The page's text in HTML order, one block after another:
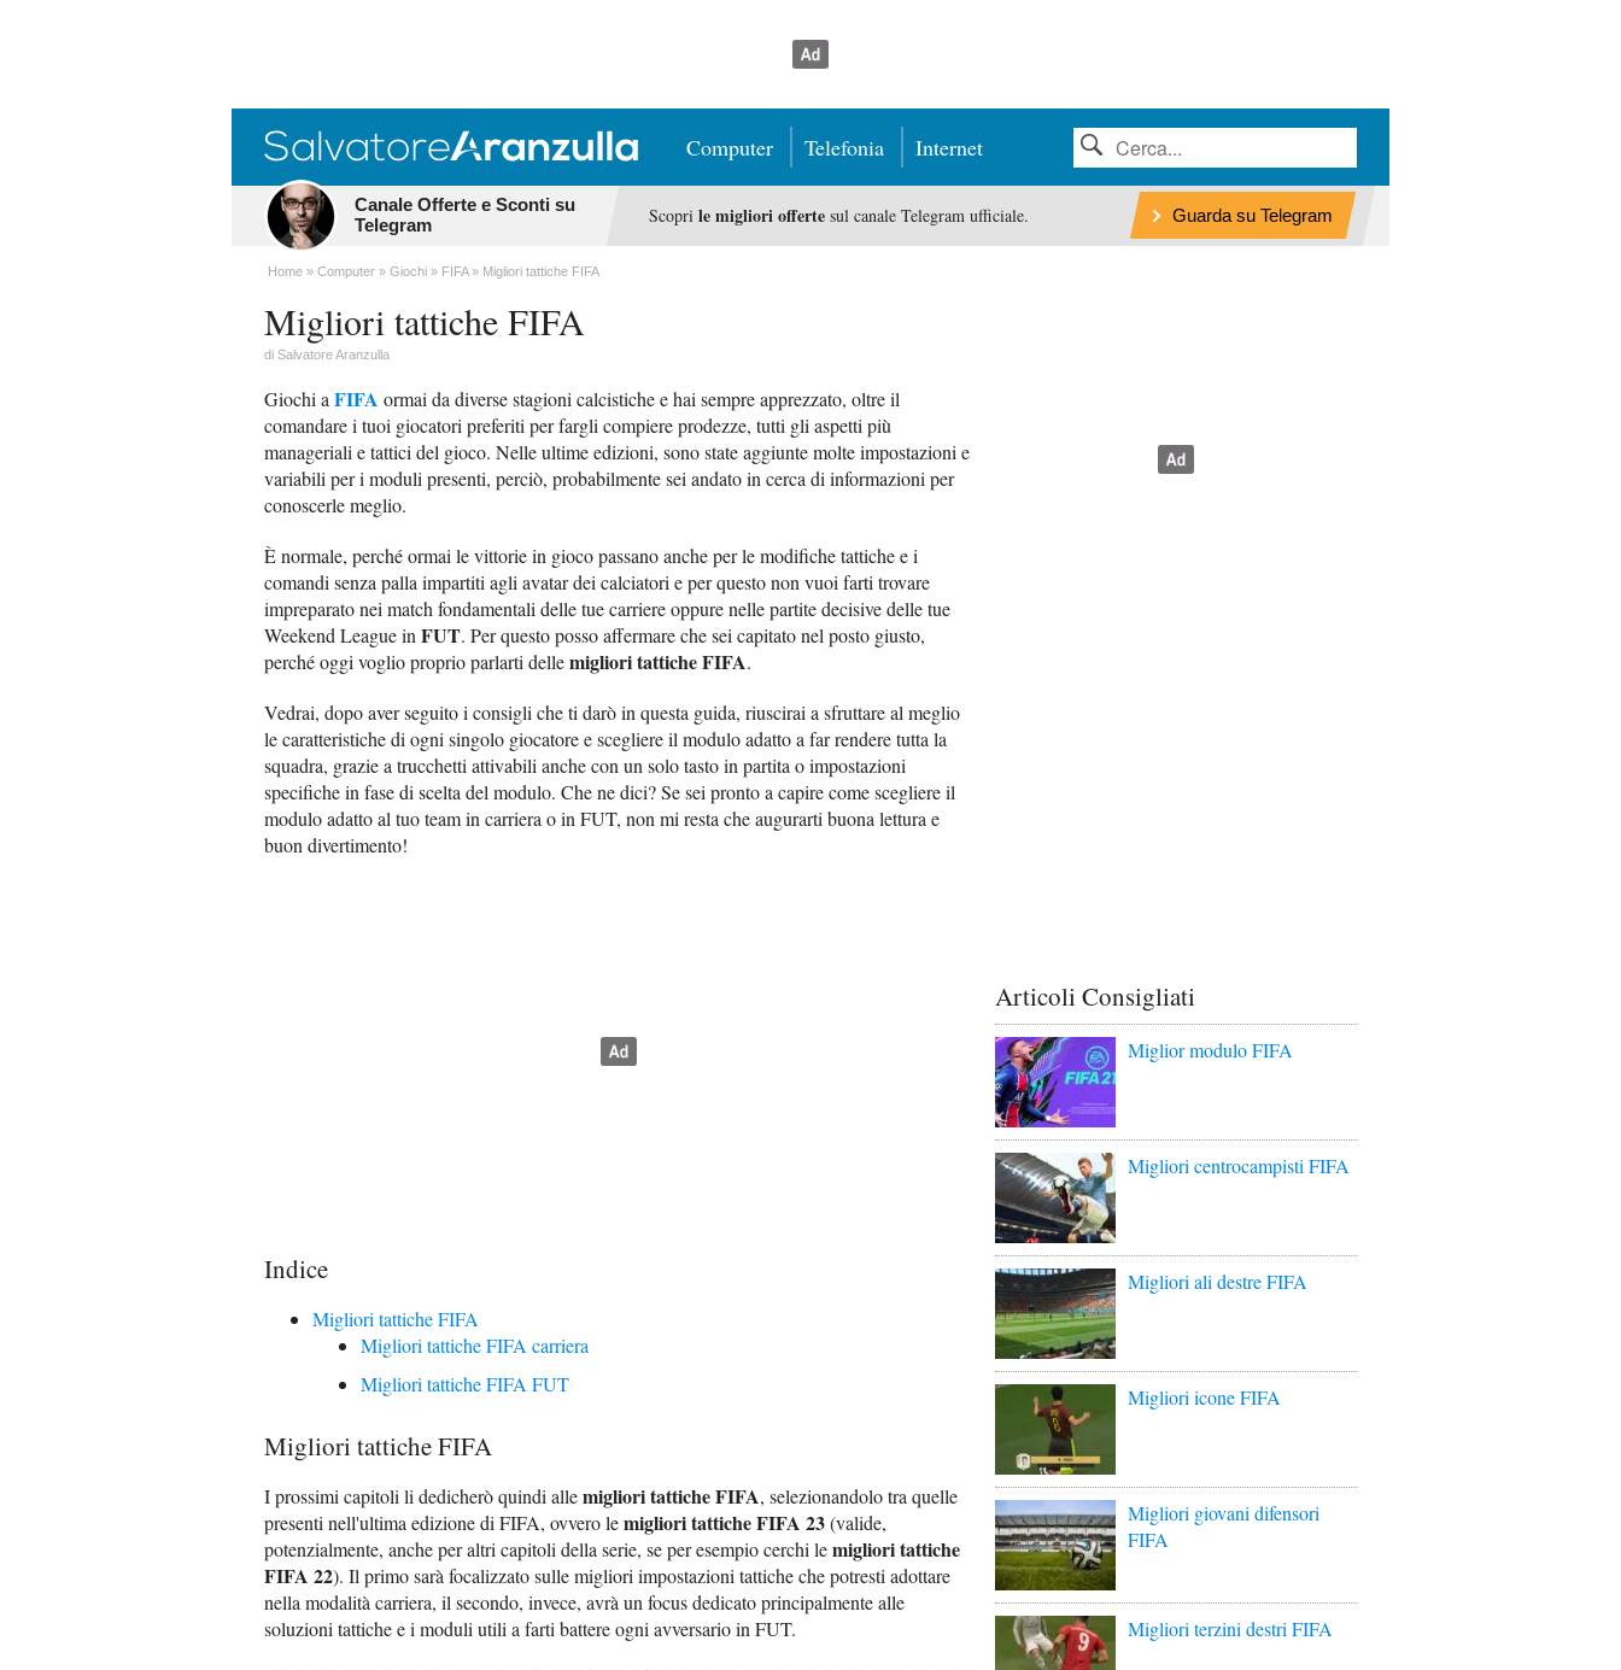
Computer Telefonia Internet
Canale Offerte e Sconti su
Telegram
Scopri le migliori offertesul canale Telegram ufficiale. Guarda su Telegram
Home Computer Giochi FIFA Migliori tattiche FIFA
Migliori tattiche FIFA
di Salvatore Aranzulla
Giochi a FIFA ormai da diverse stagioni calcistiche e hai sempre apprezzato, oltre il
comandare i tuoi giocatori preferiti per fargli compiere prodezze, tutti gli aspetti più
manageriali e tattici del gioco. Nelle ultime edizioni, sono state aggiunte molte impostazioni e
variabili per i moduli presenti, perciò, probabilmente sei andato in cerca di informazioni per
conoscerle meglio.
È normale, perché ormai le vittorie in gioco passano anche per le modifiche tattiche e i
comandi senza palla impartiti agli avatar dei calciatori e per questo non vuoi farti trovare
impreparato nei match fondamentali delle tue carriere oppure nelle partite decisive delle tue
Weekend League in FUT. Per questo posso affermare che sei capitato nel posto giusto,
perché oggi voglio proprio parlarti dellemigliori tattiche FIFA.
Vedrai, dopo aver seguito i consigli che ti darò in questa guida, riuscirai a sfruttare al meglio
le caratteristiche di ogni singolo giocatore e scegliere il modulo adatto a far rendere tutta la
squadra, grazie a trucchetti attivabili anche con un solo tasto in partita o impostazioni
specifiche in fase di scelta del modulo. Che ne dici? Se sei pronto a capire come scegliere il
modulo adatto al tuo team in carriera o in FUT, non mi resta che augurarti buona lettura e
buon divertimento!
Indice
Migliori tattiche FIFA
Migliori tattiche FIFA carriera
Migliori tattiche FIFA FUT
Migliori tattiche FIFA
I prossimi capitoli li dedicherò quindi allemigliori tattiche FIFA, selezionandolo tra quelle
presenti nell'ultima edizione di FIFA, ovvero lemigliori tattiche FIFA 23(valide,
potenzialmente, anche per altri capitoli della serie, se per esempio cerchi lemigliori tattiche
FIFA 22). Il primo sarà focalizzato sulle migliori impostazioni tattiche che potresti adottare
nella modalità carriera, il secondo, invece, avrà un focus dedicato principalmente alle
soluzioni tattiche e i moduli utili a farti battere ogni avversario in FUT.
Articoli Consigliati
Miglior modulo FIFA
Migliori centrocampisti FIFA
Migliori ali destre FIFA
Migliori icone FIFA
Migliori giovani difensori
FIFA
Migliori terzini destri FIFA